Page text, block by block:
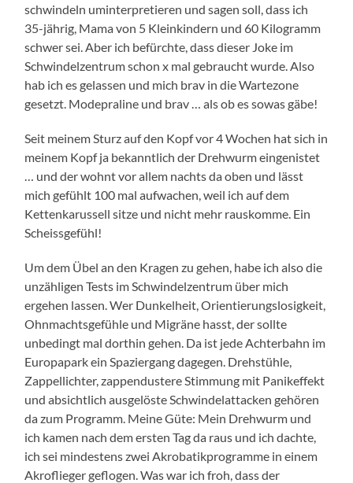
schwindeln uminterpretieren und sagen soll, dass ich
35-jährig, Mama von 5 Kleinkindern und 60 Kilogramm
schwer sei. Aber ich befürchte, dass dieser Joke im
Schwindelzentrum schon x mal gebraucht wurde. Also
hab ich es gelassen und mich brav in die Wartezone
gesetzt. Modepraline und brav … als ob es sowas gäbe!
Seit meinem Sturz auf den Kopf vor 4 Wochen hat sich in
meinem Kopf ja bekanntlich der Drehwurm eingenistet
… und der wohnt vor allem nachts da oben und lässt
mich gefühlt 100 mal aufwachen, weil ich auf dem
Kettenkarussell sitze und nicht mehr rauskomme. Ein
Scheissgefühl!
Um dem Übel an den Kragen zu gehen, habe ich also die
unzähligen Tests im Schwindelzentrum über mich
ergehen lassen. Wer Dunkelheit, Orientierungslosigkeit,
Ohnmachtsgefühle und Migräne hasst, der sollte
unbedingt mal dorthin gehen. Da ist jede Achterbahn im
Europapark ein Spaziergang dagegen. Drehstühle,
Zappellichter, zappendustere Stimmung mit Panikeffekt
und absichtlich ausgelöste Schwindelattacken gehören
da zum Programm. Meine Güte: Mein Drehwurm und
ich kamen nach dem ersten Tag da raus und ich dachte,
ich sei mindestens zwei Akrobatikprogramme in einem
Akroflieger geflogen. Was war ich froh, dass der